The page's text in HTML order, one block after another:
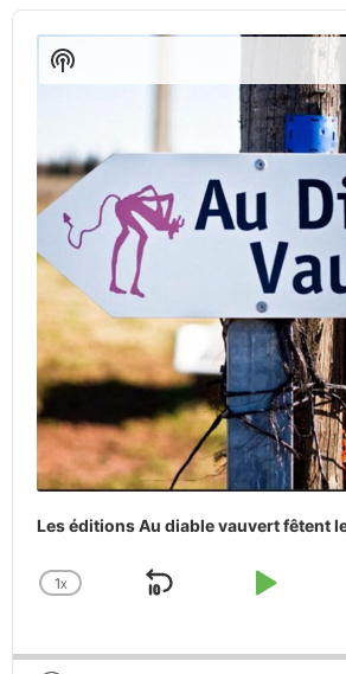
Audio
Player
Les éditions Au diable vauvert fêtent
CHANGE
1X
SKIP
PLAY
Show